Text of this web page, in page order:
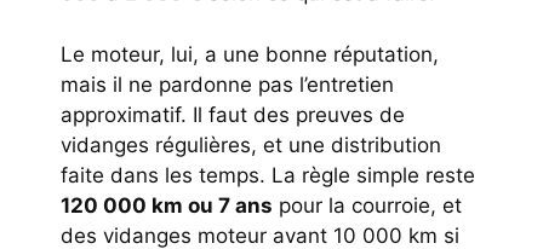
Le moteur, lui, a une bonne réputation,
mais il ne pardonne pas l’entretien
approximatif. Il faut des preuves de
vidanges régulières, et une distribution
faite dans les temps. La règle simple reste
120 000 km ou 7 ans pour la courroie, et
des vidanges moteur avant 10 000 km si